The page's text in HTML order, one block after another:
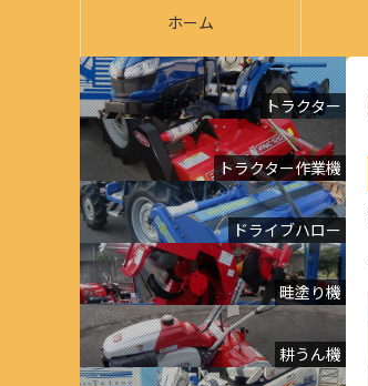
ホーム
トラクター
トラクター作業機
ドライブハロー
畦塗り機
耕うん機